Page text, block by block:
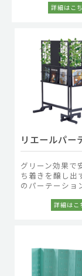
リエールパー
グリーン効果で
ち着きを醸し出
のパーテーショ